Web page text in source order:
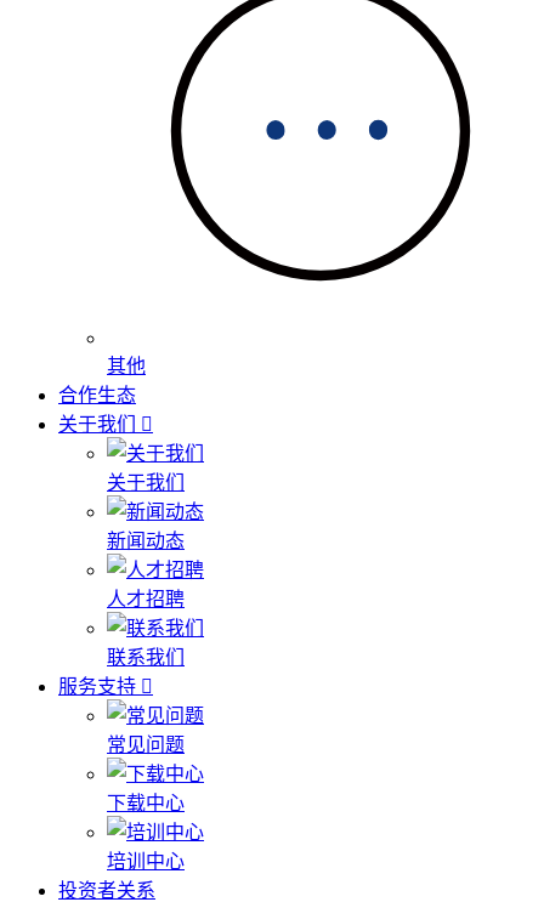
其他
合作生态
关于我们
关于我们
新闻动态
人才招聘
联系我们
服务支持
常见问题
下载中心
培训中心
投资者关系